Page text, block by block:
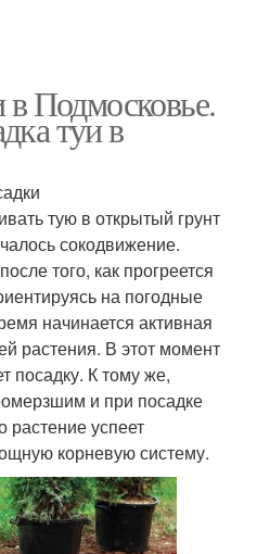
в Подмосковье.
туи в
тую в открытый грунт
сокодвижение.
того, как прогреется
на погодные
начинается активная
растения. В этот момент
посадку. К тому же,
и при посадке
растение успеет
корневую систему.